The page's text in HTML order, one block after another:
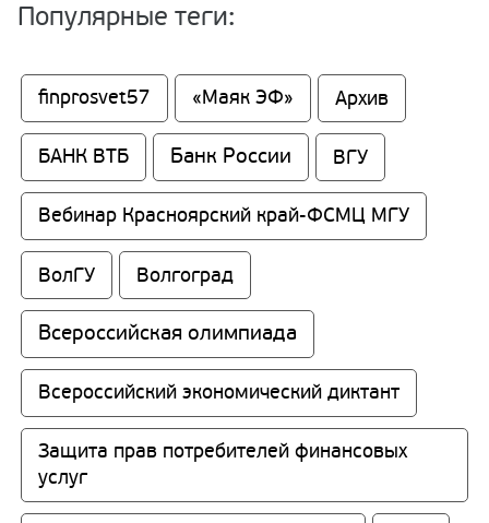
Популярные теги:
finprosvet57 «Маяк ЭФ» Архив
БАНК ВТБ Банк России ВГУ
Вебинар Красноярский край-ФСМЦ МГУ
ВолГУ Волгоград
Всероссийская олимпиада
Всероссийский экономический диктант
Защита прав потребителей финансовых
услуг